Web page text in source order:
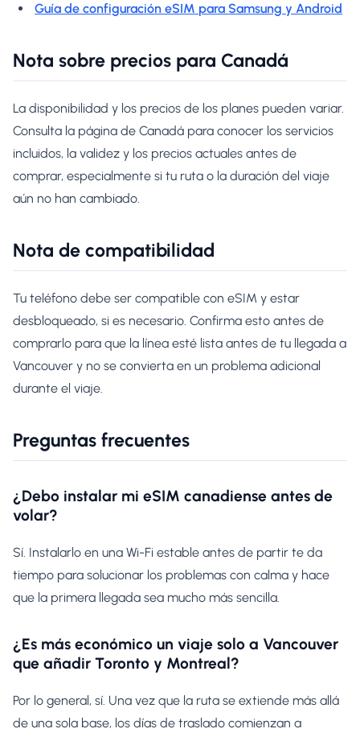
Guía de configuración eSIM para Samsung y Android
Nota sobre precios para Canadá
La disponibilidad y los precios de los planes pueden variar.
Consulta la página de Canadá para conocer los servicios
incluidos, la validez y los precios actuales antes de
comprar, especialmente si tu ruta o la duración del viaje
aún no han cambiado.
Nota de compatibilidad
Tu teléfono debe ser compatible con eSIM y estar
desbloqueado, si es necesario. Confirma esto antes de
comprarlo para que la línea esté lista antes de tu llegada a
Vancouver y no se convierta en un problema adicional
durante el viaje.
Preguntas frecuentes
¿Debo instalar mi eSIM canadiense antes de
volar?
Sí. Instalarlo en una Wi-Fi estable antes de partir te da
tiempo para solucionar los problemas con calma y hace
que la primera llegada sea mucho más sencilla.
¿Es más económico un viaje solo a Vancouver
que añadir Toronto y Montreal?
Por lo general, sí. Una vez que la ruta se extiende más allá
de una sola base, los días de traslado comienzan a